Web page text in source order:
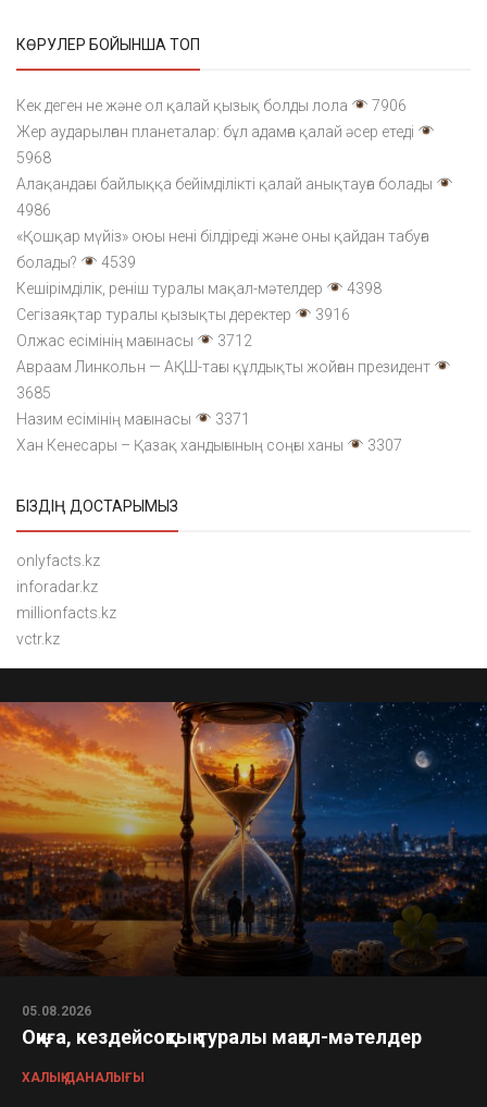
КӨРУЛЕР БОЙЫНША ТОП
Кек деген не және ол қалай қызық болды лола
7906
Жер аударылған планеталар: бұл адамға қалай әсер етеді
5968
Алақандағы байлыққа бейімділікті қалай анықтауға болады
4986
«Қошқар мүйіз» оюы нені білдіреді және оны қайдан табуға
болады?
4539
Кешірімділік, реніш туралы мақал-мәтелдер
4398
Сегізаяқтар туралы қызықты деректер
3916
Олжас есімінің мағынасы
3712
Авраам Линкольн — АҚШ-тағы құлдықты жойған президент
3685
Назим есімінің мағынасы
3371
Хан Кенесары – Қазақ хандығының соңғы ханы
3307
БІЗДІҢ ДОСТАРЫМЫЗ
onlyfacts.kz
inforadar.kz
millionfacts.kz
vctr.kz
05.08.2026
Оқиға, кездейсоқтық туралы мақал-мәтелдер
ХАЛЫҚ ДАНАЛЫҒЫ